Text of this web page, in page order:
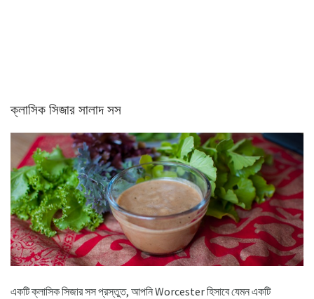
ক্লাসিক সিজার সালাদ সস
একটি ক্লাসিক সিজার সস প্রস্তুত, আপনি Worcester হিসাবে যেমন একটি